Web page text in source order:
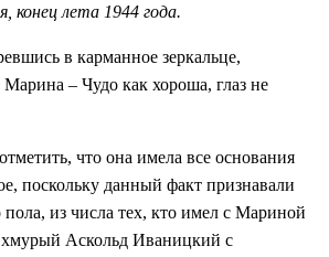
конец лета 1944 года.
в карманное зеркальце,
– Чудо как хороша, глаз не
что она имела все основания
поскольку данный факт признавали
пола, из числа тех, кто имел с Мариной
Аскольд Иваницкий с